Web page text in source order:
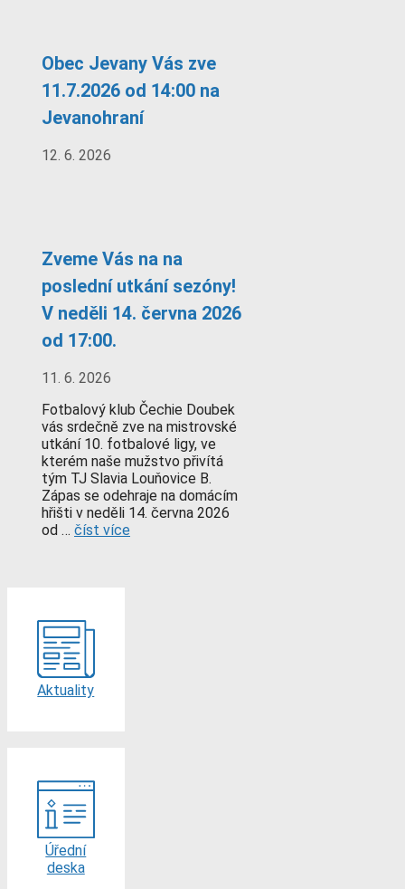
Obec Jevany Vás zve
11.7.2026 od 14:00 na
Jevanohraní
12. 6. 2026
Zveme Vás na na
poslední utkání sezóny!
V neděli 14. června 2026
od 17:00.
11. 6. 2026
Fotbalový klub Čechie Doubek
vás srdečně zve na mistrovské
utkání 10. fotbalové ligy, ve
kterém naše mužstvo přivítá
tým TJ Slavia Louňovice B.
Zápas se odehraje na domácím
hřišti v neděli 14. června 2026
od … číst více
Aktuality
Úřední
deska